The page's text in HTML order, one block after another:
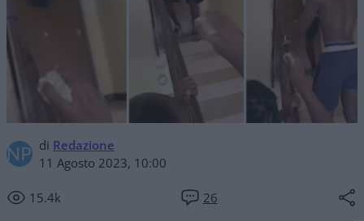
di Redazione
11 Agosto 2023, 10:00
15.4k 26